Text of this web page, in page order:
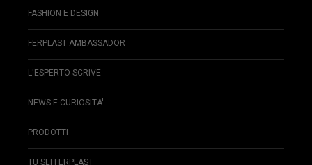
FASHION E DESIGN
FERPLAST AMBASSADOR
L'ESPERTO SCRIVE
NEWS E CURIOSITA'
PRODOTTI
TU SEI FERPLAST